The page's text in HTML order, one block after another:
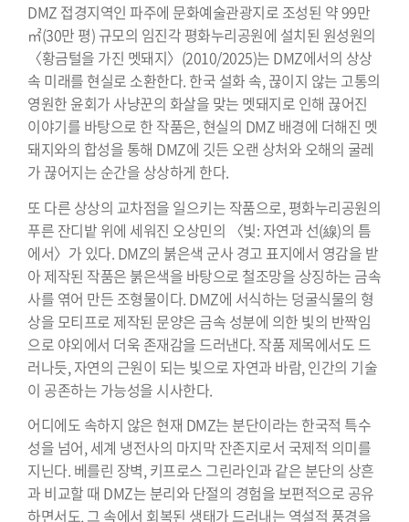
DMZ 접경지역인 파주에 문화예술관광지로 조성된 약 99만
㎡(30만 평) 규모의 임진각 평화누리공원에 설치된 원성원의
〈황금털을 가진 멧돼지〉(2010/2025)는 DMZ에서의 상상
속 미래를 현실로 소환한다. 한국 설화 속, 끊이지 않는 고통의
영원한 윤회가 사냥꾼의 화살을 맞는 멧돼지로 인해 끊어진
이야기를 바탕으로 한 작품은, 현실의 DMZ 배경에 더해진 멧
돼지와의 합성을 통해 DMZ에 깃든 오랜 상처와 오해의 굴레
가 끊어지는 순간을 상상하게 한다.
또 다른 상상의 교차점을 일으키는 작품으로, 평화누리공원의
푸른 잔디밭 위에 세워진 오상민의 〈빛: 자연과 선(線)의 틈
에서〉가 있다. DMZ의 붉은색 군사 경고 표지에서 영감을 받
아 제작된 작품은 붉은색을 바탕으로 철조망을 상징하는 금속
사를 엮어 만든 조형물이다. DMZ에 서식하는 덩굴식물의 형
상을 모티프로 제작된 문양은 금속 성분에 의한 빛의 반짝임
으로 야외에서 더욱 존재감을 드러낸다. 작품 제목에서도 드
러나듯, 자연의 근원이 되는 빛으로 자연과 바람, 인간의 기술
이 공존하는 가능성을 시사한다.
어디에도 속하지 않은 현재 DMZ는 분단이라는 한국적 특수
성을 넘어, 세계 냉전사의 마지막 잔존지로서 국제적 의미를
지닌다. 베를린 장벽, 키프로스 그린라인과 같은 분단의 상흔
과 비교할 때 DMZ는 분리와 단절의 경험을 보편적으로 공유
하면서도, 그 속에서 회복된 생태가 드러내는 역설적 풍경을